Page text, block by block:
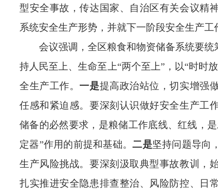
型安全事故，传达国家、自治区有关会议精
系统安全生产形势，并就下一阶段安全生产工
会议强调 ，全区粮食和物资储备系统要统
持人民至上、生命至上“两个至上”，以“时时
全生产工作。 一是提高政治站位，切实增强
任感和紧迫感。要深刻认识做好安全生产工
储备的必然要求，是粮储工作底线、红线，
定器”作用的前提和基础。二是坚持问题导向
生产风险挑战。要深刻汲取典型事故教训，
扎实推进安全隐患排查整治、风险防控、日